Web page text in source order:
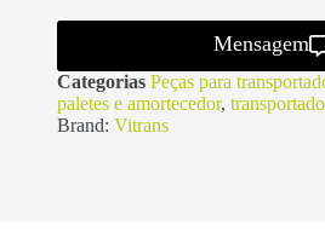
Mensagem
Categorias Peças para
paletes e amortecedor,
Brand: Vitrans